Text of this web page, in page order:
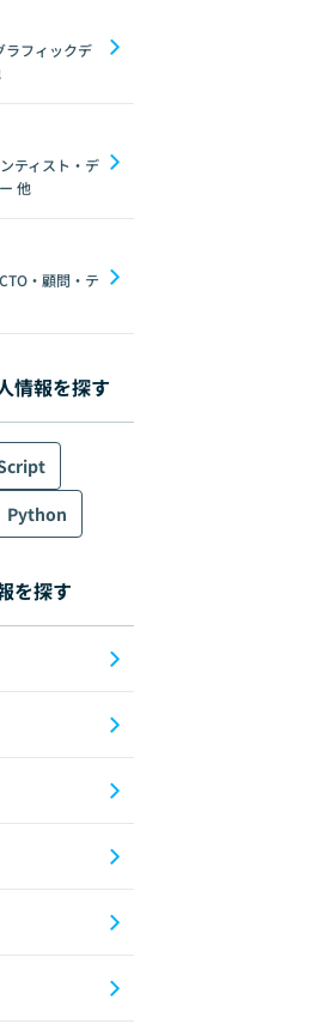
ラフィックデ
ティスト・デ
他
・顧問・テ
情報を探す
Python
を探す